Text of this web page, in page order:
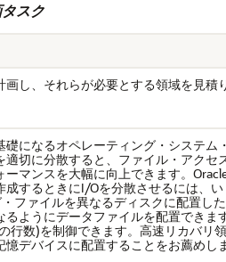
スク
し、それらが必要とする領域を見積
になるオペレーティング・システム
適切に分散すると、ファイル・アクセ
マンスを大幅に向上できます。
成するときにI/Oを分散させるには、
ファイルを異なるディスクに配置し
るようにデータファイルを配置できま
行数)を制御できます。高速リカバリ
デバイスに配置することをお薦めし